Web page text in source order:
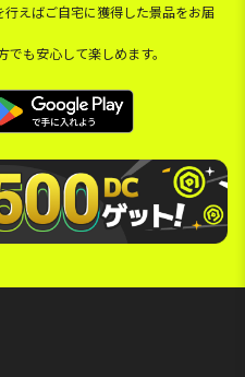
えばご自宅に獲得した景品をお届
も安心して楽しめます。